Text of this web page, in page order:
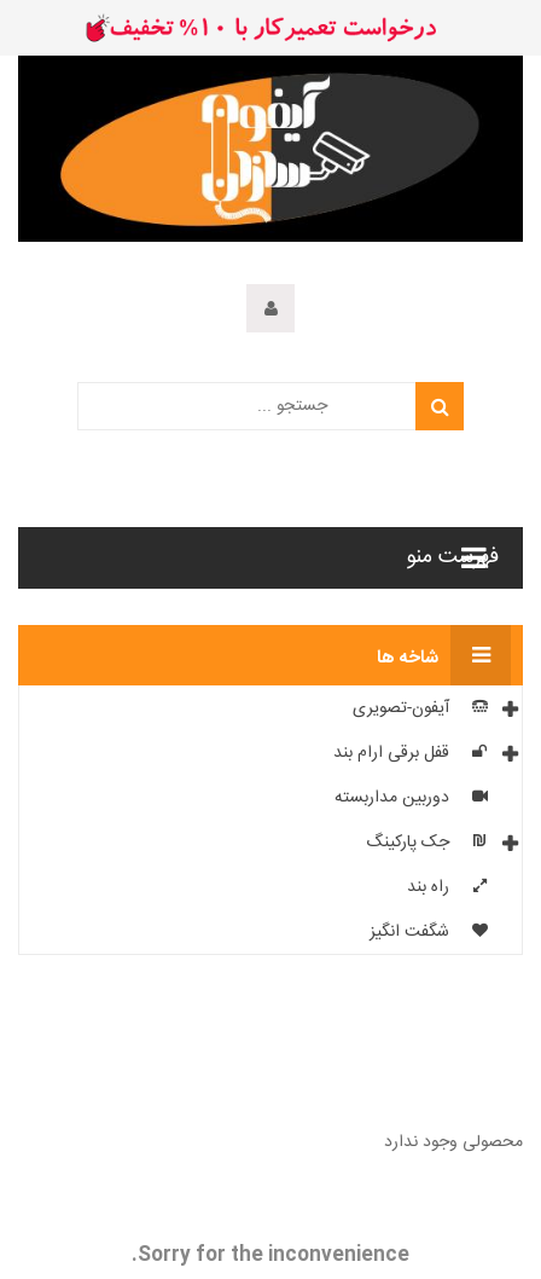
فهرست منو
شاخه ها
آیفون-تصویری
قفل برقی ارام بند
دوربین مداربسته
جک پارکینگ
راه بند
شگفت انگیز
محصولی وجود ندارد
Sorry for the inconvenience.